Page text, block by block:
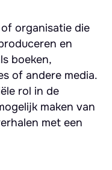
organisatie die
en
boeken,
of andere media.
rol in de
maken van
met een